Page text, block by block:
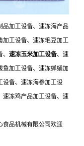
品加工设备、速冻海产品
加工设备、速冻毛豆加工
速冻玉米加工设备、速
鱼加工设备、速冻蝉蛹加
设备、速冻海参加工设
速冻鸡产品加工设备、速
食品机械有限公司欢迎